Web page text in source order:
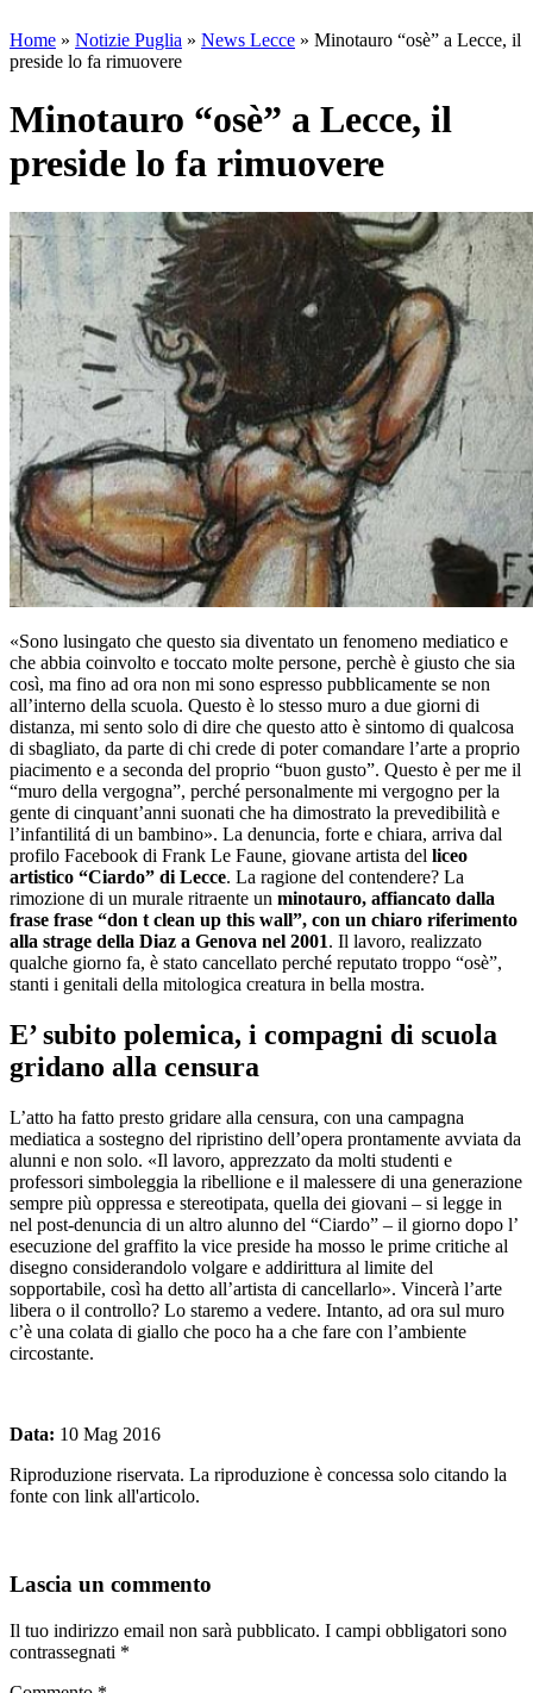
Home » Notizie Puglia » News Lecce » Minotauro “osè” a Lecce, il
preside lo fa rimuovere
Minotauro “osè” a Lecce, il
preside lo fa rimuovere
«Sono lusingato che questo sia diventato un fenomeno mediatico e
che abbia coinvolto e toccato molte persone, perchè è giusto che sia
così, ma fino ad ora non mi sono espresso pubblicamente se non
all’interno della scuola. Questo è lo stesso muro a due giorni di
distanza, mi sento solo di dire che questo atto è sintomo di qualcosa
di sbagliato, da parte di chi crede di poter comandare l’arte a proprio
piacimento e a seconda del proprio “buon gusto”. Questo è per me il
“muro della vergogna”, perché personalmente mi vergogno per la
gente di cinquant’anni suonati che ha dimostrato la prevedibilità e
l’infantilitá di un bambino». La denuncia, forte e chiara, arriva dal
profilo Facebook di Frank Le Faune, giovane artista del liceo
artistico “Ciardo” di Lecce. La ragione del contendere? La
rimozione di un murale ritraente un minotauro, affiancato dalla
frase frase “don t clean up this wall”, con un chiaro riferimento
alla strage della Diaz a Genova nel 2001. Il lavoro, realizzato
qualche giorno fa, è stato cancellato perché reputato troppo “osè”,
stanti i genitali della mitologica creatura in bella mostra.
E’ subito polemica, i compagni di scuola
gridano alla censura
L’atto ha fatto presto gridare alla censura, con una campagna
mediatica a sostegno del ripristino dell’opera prontamente avviata da
alunni e non solo. «Il lavoro, apprezzato da molti studenti e
professori simboleggia la ribellione e il malessere di una generazione
sempre più oppressa e stereotipata, quella dei giovani – si legge in
nel post-denuncia di un altro alunno del “Ciardo” – il giorno dopo l’
esecuzione del graffito la vice preside ha mosso le prime critiche al
disegno considerandolo volgare e addirittura al limite del
sopportabile, così ha detto all’artista di cancellarlo». Vincerà l’arte
libera o il controllo? Lo staremo a vedere. Intanto, ad ora sul muro
c’è una colata di giallo che poco ha a che fare con l’ambiente
circostante.
Data: 10 Mag 2016
Riproduzione riservata. La riproduzione è concessa solo citando la
fonte con link all'articolo.
Lascia un commento
Il tuo indirizzo email non sarà pubblicato. I campi obbligatori sono
contrassegnati *